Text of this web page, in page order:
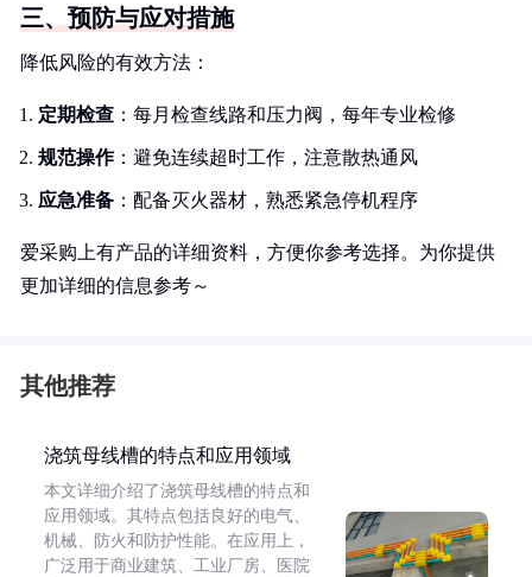
三、预防与应对措施
降低风险的有效方法：
定期检查 ：每月检查线路和压力阀，每年专业检修
规范操作：避免连续超时工作，注意散热通风
应急准备 ：配备灭火器材，熟悉紧急停机程序
爱采购上有产品的详细资料，方便你参考选择。为你提供
更加详细的信息参考～
其他推荐
浇筑母线槽的特点和应用领域
本文详细介绍了浇筑母线槽的特点和
应用领域。其特点包括良好的电气、
机械、防火和防护性能。在应用上，
广泛用于商业建筑、工业厂房、医院